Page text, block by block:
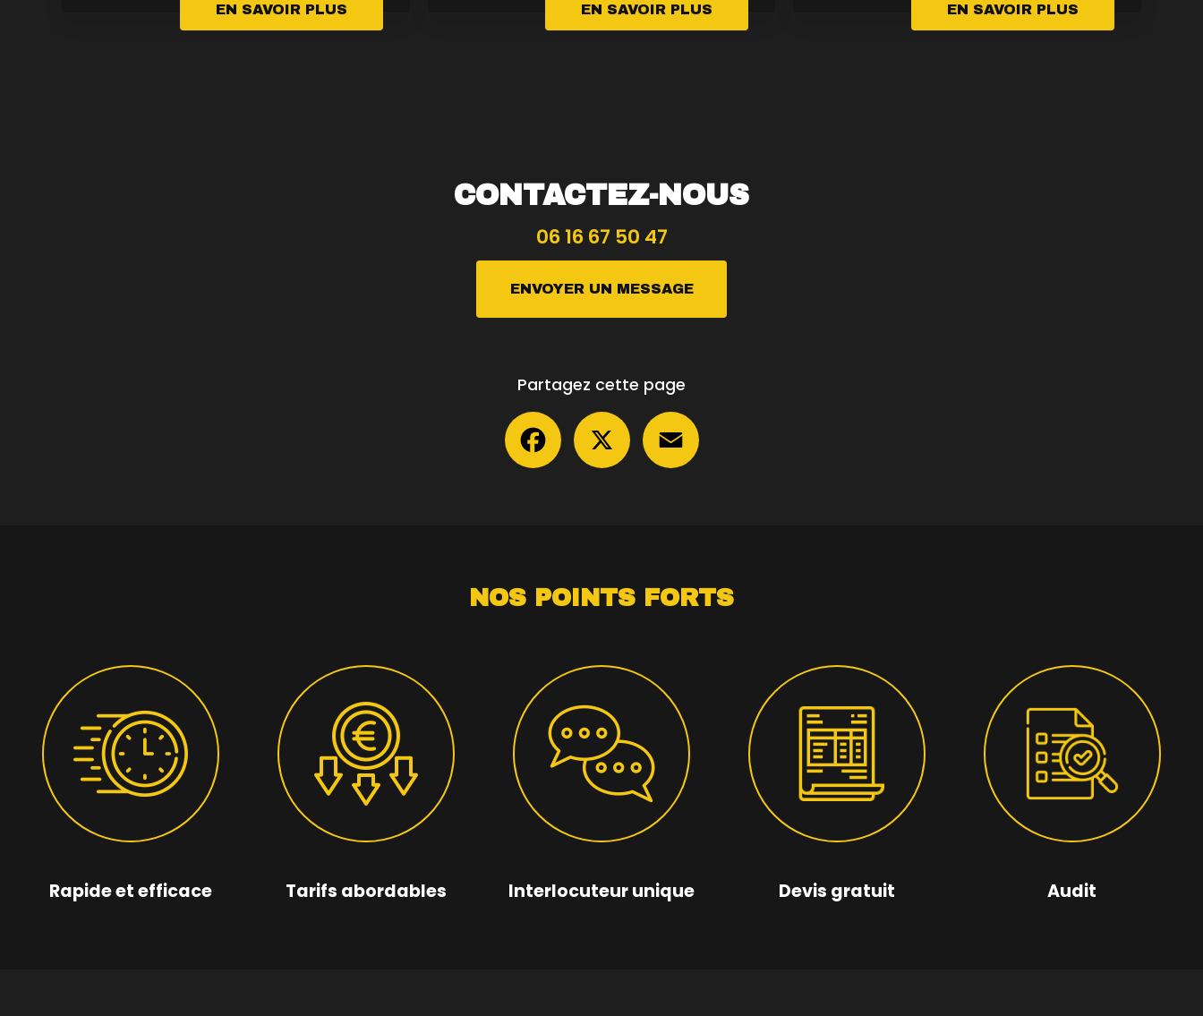
EN SAVOIR PLUS EN SAVOIR PLUS EN SAVOIR PLUS
CONTACTEZ-NOUS
06 16 67 50 47
ENVOYER UN MESSAGE
Partagez cette page
Facebook
NOS POINTS FORTS
Rapide et efficace Tarifs abordables Interlocuteur unique Devis gratuit Audit